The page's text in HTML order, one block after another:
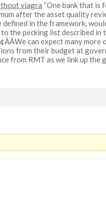
viagra “One bank that is
after the asset quality
in the framework,
the pecking list described in
can expect many
from their budget at
from RMT as we link up the